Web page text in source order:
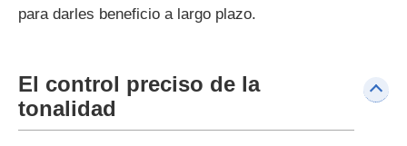
para darles beneficio a largo plazo.
El control preciso de la
tonalidad